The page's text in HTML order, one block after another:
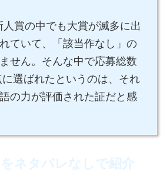
人賞の中でも大賞が滅多に出
ていて、「該当作なし」の
せん。そんな中で応募総数
選ばれたというのは、それ
の力が評価された証だと感
ネタバレなしで紹介